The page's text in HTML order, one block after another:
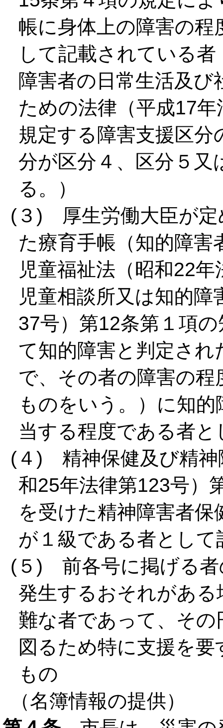
帳に身体上の障害の
して記載されている
障害者の日常生活及
ための法律（平成17
規定する障害支援区
分が区分４、区分５
る。）
(３) 厚生労働大臣が定
た療育手帳（知的障
児童福祉法（昭和22
児童相談所又は知的
37号）第12条第１項
て知的障害と判定さ
で、その者の障害の
ものをいう。）に知
当する程度である者
(４) 精神保健及び精神
和25年法律第123号）
を受けた精神障害者
が１級である者とし
(５) 前各号に掲げる者
発生するおそれがあ
難な者であって、そ
図るため特に支援を
もの
（名簿情報の提供）